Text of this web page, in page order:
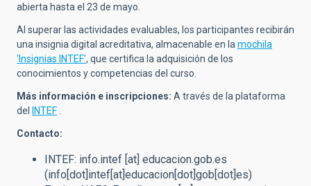
abierta hasta el 23 de mayo.
Al superar las actividades evaluables, los participantes recibirán
una insignia digital acreditativa, almacenable en lamochila
‘Insignias INTEF’, que certifica la adquisición de los
conocimientos y competencias del curso.
Más información e inscripciones: A través de la plataforma
del
INTEF .
Contacto:
INTEF: info.intef [at] educacion.gob.es
(info[dot]intef[at]educacion[dot]gob[dot]es)